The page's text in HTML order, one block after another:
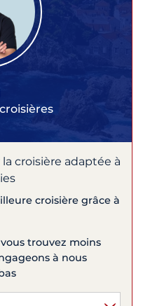
croisière adaptée à
croisière grâce à
trouvez moins
à nous